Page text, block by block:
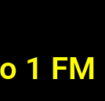
1 FM